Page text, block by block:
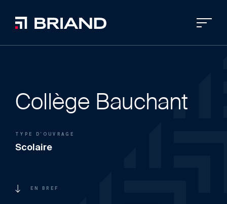
Collège Bauchant
TYPE D'OUVRAGE
Scolaire
EN BREF